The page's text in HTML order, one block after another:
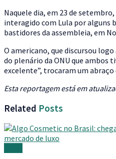
Naquele dia, em 23 de
interagido com Lula por alguns
bastidores da assembleia, em
O americano, que discursou
do plenário da ONU que ambos
excelente”, trocaram um
Esta reportagem está em
Related Posts